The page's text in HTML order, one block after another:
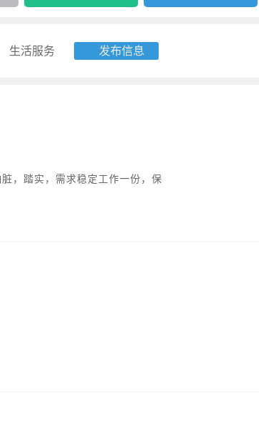
生活服务 发布信息
，踏实，需求稳定工作一份，保